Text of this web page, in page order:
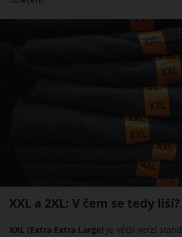
XXL a 2XL: V čem se tedy liší?
XXL (Extra Extra Large) je větší verzí